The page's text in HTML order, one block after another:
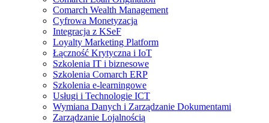
Comarch Wealth Management
Cyfrowa Monetyzacja
Integracja z KSeF
Loyalty Marketing Platform
Łączność Krytyczna i IoT
Szkolenia IT i biznesowe
Szkolenia Comarch ERP
Szkolenia e-learningowe
Usługi i Technologie ICT
Wymiana Danych i Zarządzanie Dokumentami
Zarządzanie Lojalnością